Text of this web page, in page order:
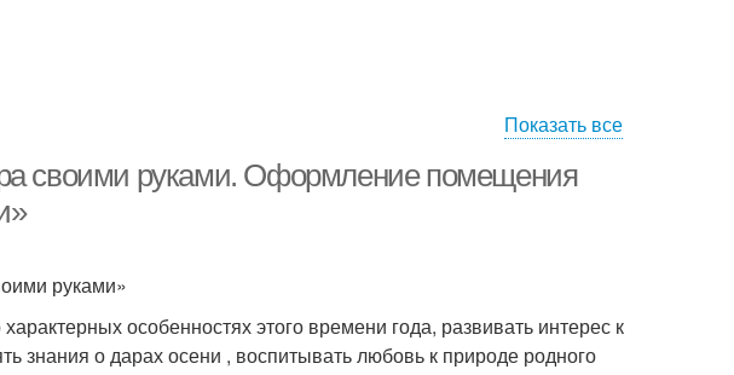
Показать все
своими руками. Оформление помещения
руками»
особенностях этого времени года, развивать интерес к
знания о дарах осени , воспитывать любовь к природе родного